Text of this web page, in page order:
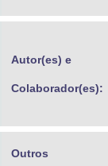
Autor(es) e
Colaborador(es):
Outros